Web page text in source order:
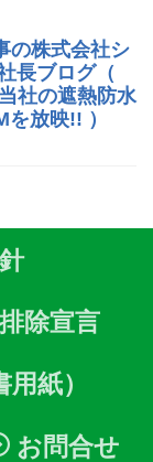
の株式会社シ
長ブログ（
社の遮熱防水
放映!! ）
除宣言
紙）
お問合せ